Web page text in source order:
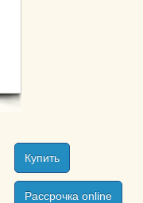
TS
Купить
Рассрочка online